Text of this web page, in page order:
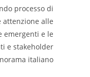
processo di
attenzione alle
emergenti e le
e stakeholder
italiano.